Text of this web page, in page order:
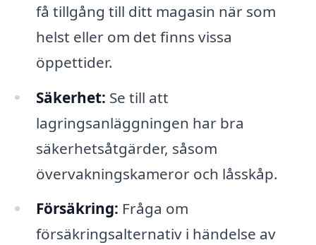
få tillgång till ditt magasin när som
helst eller om det finns vissa
öppettider.
Säkerhet: Se till att
lagringsanläggningen har bra
säkerhetsåtgärder, såsom
övervakningskameror och låsskåp.
Försäkring: Fråga om
försäkringsalternativ i händelse av